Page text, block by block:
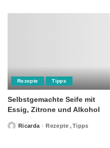
Rezepte Tipps
Selbstgemachte Seife mit
Essig, Zitrone und Alkohol
PostedRicarda Rezepte Tipps